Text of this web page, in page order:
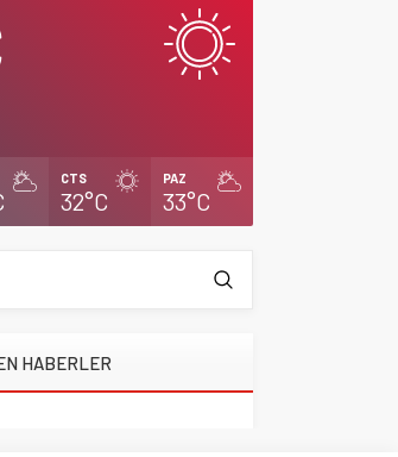
CTS
32°C
PAZ
33°C
HABERLER